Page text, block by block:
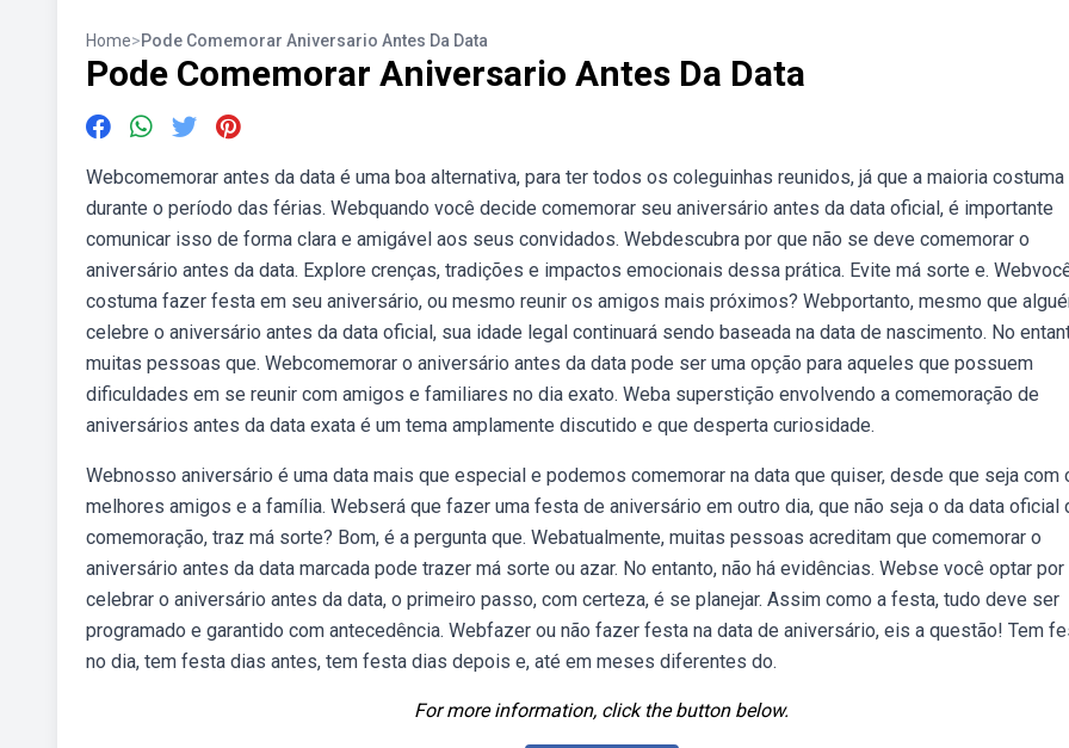
Home>Pode Comemorar Aniversario Antes Da Data
Pode Comemorar Aniversario Antes Da Data
Webcomemorar antes da data é uma boa alternativa, para ter todos os coleguinhas reunidos, já que a maioria costuma
durante o período das férias. Webquando você decide comemorar seu aniversário antes da data oficial, é importante
comunicar isso de forma clara e amigável aos seus convidados. Webdescubra por que não se deve comemorar o
aniversário antes da data. Explore crenças, tradições e impactos emocionais dessa prática. Evite má sorte e.
costuma fazer festa em seu aniversário, ou mesmo reunir os amigos mais próximos? Webportanto, mesmo que
celebre o aniversário antes da data oficial, sua idade legal continuará sendo baseada na data de nascimento. No
muitas pessoas que. Webcomemorar o aniversário antes da data pode ser uma opção para aqueles que possuem
dificuldades em se reunir com amigos e familiares no dia exato. Weba superstição envolvendo a comemoração de
aniversários antes da data exata é um tema amplamente discutido e que desperta curiosidade.
Webnosso aniversário é uma data mais que especial e podemos comemorar na data que quiser, desde que seja com
melhores amigos e a família. Webserá que fazer uma festa de aniversário em outro dia, que não seja o da data oficial
comemoração, traz má sorte? Bom, é a pergunta que. Webatualmente, muitas pessoas acreditam que comemorar o
aniversário antes da data marcada pode trazer má sorte ou azar. No entanto, não há evidências. Webse você optar por
celebrar o aniversário antes da data, o primeiro passo, com certeza, é se planejar. Assim como a festa, tudo deve ser
programado e garantido com antecedência. Webfazer ou não fazer festa na data de aniversário, eis a questão! Tem
no dia, tem festa dias antes, tem festa dias depois e, até em meses diferentes do.
For more information, click the button below.